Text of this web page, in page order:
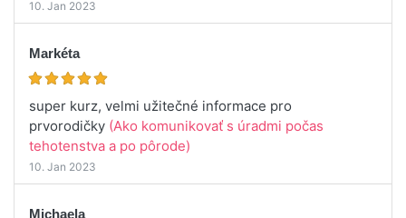
10. Jan 2023
Markéta
super kurz, velmi užitečné informace pro
prvorodičky (Ako komunikovať s úradmi počas
tehotenstva a po pôrode)
10. Jan 2023
Michaela